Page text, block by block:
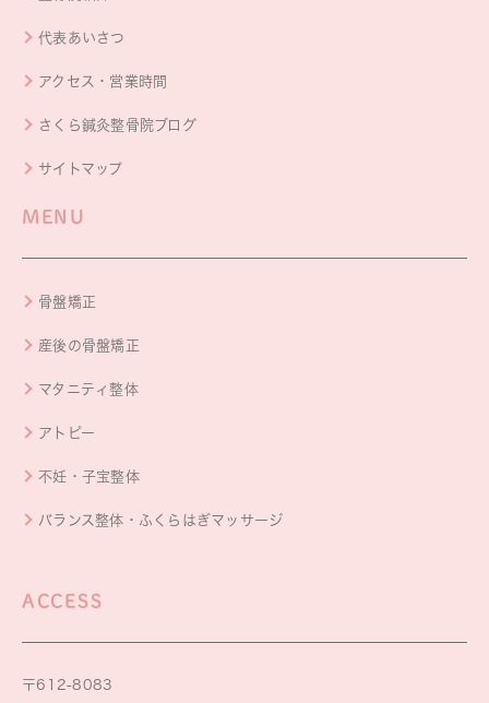
代表あいさつ
アクセス・営業時間
さくら鍼灸整骨院ブログ
サイトマップ
MENU
骨盤矯正
産後の骨盤矯正
マタニティ整体
アトピー
不妊・子宝整体
バランス整体・ふくらはぎマッサージ
ACCESS
〒612-8083